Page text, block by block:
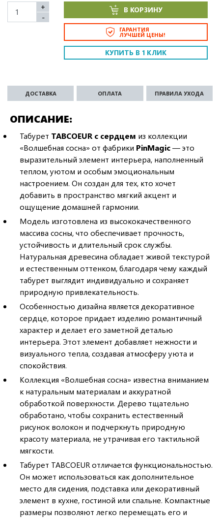
+
-
В КОРЗИНУ
ГАРАНТИЯ
ЛУЧШЕЙ ЦЕНЫ!
КУПИТЬ В 1 КЛИК
ОПИСАНИЕ
ДОСТАВКА ОПЛАТА ПРАВИЛА УХОДА
Табурет TABCOEUR с сердцем из коллекции
«Волшебная сосна» от фабрики PinMagic— это
выразительный элемент интерьера, наполненный
теплом, уютом и особым эмоциональным
настроением. Он создан для тех, кто хочет
добавить в пространство мягкий акцент и
ощущение домашней гармонии.
Модель изготовлена из высококачественного
массива сосны, что обеспечивает прочность,
устойчивость и длительный срок службы.
Натуральная древесина обладает живой текстурой
и естественным оттенком, благодаря чему каждый
табурет выглядит индивидуально и сохраняет
природную привлекательность.
Особенностью дизайна является декоративное
сердце, которое придает изделию романтичный
характер и делает его заметной деталью
интерьера. Этот элемент добавляет нежности и
визуального тепла, создавая атмосферу уюта и
спокойствия.
Коллекция «Волшебная сосна» известна вниманием
к натуральным материалам и аккуратной
обработкой поверхности. Дерево тщательно
обработано, чтобы сохранить естественный
рисунок волокон и подчеркнуть природную
красоту материала, не утрачивая его тактильной
мягкости.
Табурет TABCOEUR отличается функциональностью.
Он может использоваться как дополнительное
место для сидения, подставка или декоративный
элемент в кухне, гостиной или спальне. Компактные
размеры позволяют легко перемещать его и